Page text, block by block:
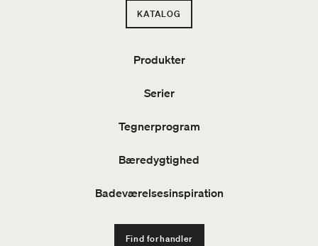
KATALOG
Produkter
Serier
Tegnerprogram
Bæredygtighed
Badeværelsesinspiration
Find forhandler